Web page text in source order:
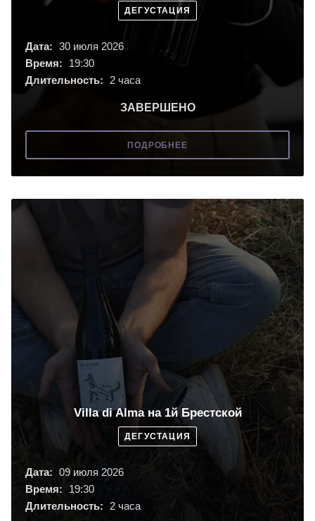
ДЕГУСТАЦИЯ
Дата: 30 июля 2026
Время:
19:30
Длительность:
2 часа
ЗАВЕРШЕНО
ПОДРОБНЕЕ
Villa di Alma на 1й Брестской
ДЕГУСТАЦИЯ
Дата: 09 июля 2026
Время:
19:30
Длительность:
2 часа